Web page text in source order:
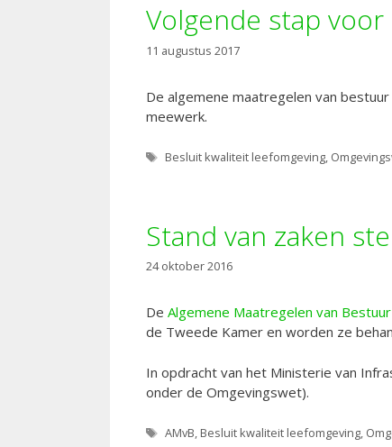
Volgende stap
11 augustus 2017
De algemene maatregelen van
meewerk.
Tags
Besluit kwaliteit leefomgeving,
Stand van zaken
24 oktober 2016
De Algemene Maatregelen van
de Tweede Kamer en worden ze
In opdracht van het Ministerie van
onder de Omgevingswet).
Tags
AMvB, Besluit kwaliteit leefomgeving,